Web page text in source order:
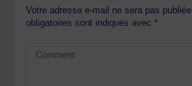
Votre adresse e-mail ne sera pas publiée.
obligatoires sont indiqués avec*